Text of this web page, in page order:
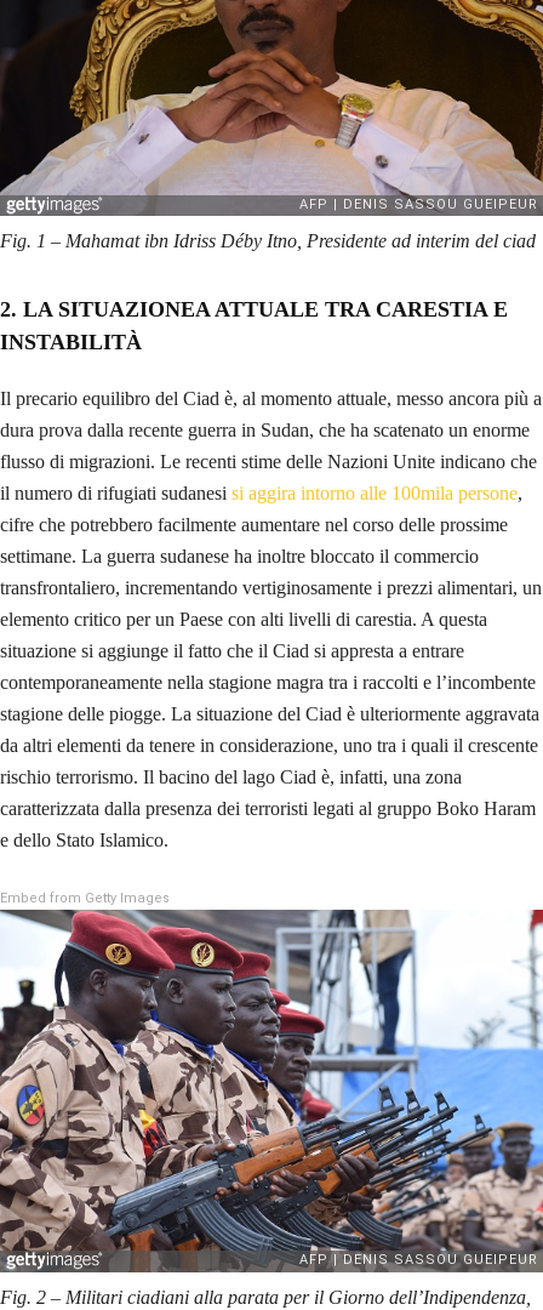
Fig. 1 – Mahamat ibn Idriss Déby Itno, Presidente ad interim del ciad
2. LA SITUAZIONEA ATTUALE TRA CARESTIA E
INSTABILITÀ
Il precario equilibro del Ciad è, al momento attuale, messo ancora più a
dura prova dalla recente guerra in Sudan, che ha scatenato un enorme
flusso di migrazioni. Le recenti stime delle Nazioni Unite indicano che
il numero di rifugiati sudanesi si aggira intorno alle 100mila persone,
cifre che potrebbero facilmente aumentare nel corso delle prossime
settimane. La guerra sudanese ha inoltre bloccato il commercio
transfrontaliero, incrementando vertiginosamente i prezzi alimentari, un
elemento critico per un Paese con alti livelli di carestia. A questa
situazione si aggiunge il fatto che il Ciad si appresta a entrare
contemporaneamente nella stagione magra tra i raccolti e l’incombente
stagione delle piogge. La situazione del Ciad è ulteriormente aggravata
da altri elementi da tenere in considerazione, uno tra i quali il crescente
rischio terrorismo. Il bacino del lago Ciad è, infatti, una zona
caratterizzata dalla presenza dei terroristi legati al gruppo Boko Haram
e dello Stato Islamico.
Embed from Getty Images
Fig. 2 – Militari ciadiani alla parata per il Giorno dell’Indipendenza,